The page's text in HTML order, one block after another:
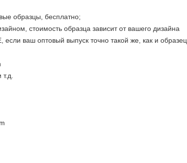
образцы, бесплатно;
стоимость образца зависит от вашего дизайна
ваш оптовый выпуск точно такой же, как и образец.